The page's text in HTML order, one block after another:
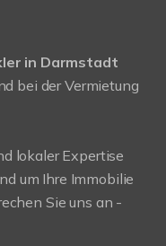
in Darmstadt
bei der Vermietung
lokaler Expertise
um Ihre Immobilie
Sie uns an -